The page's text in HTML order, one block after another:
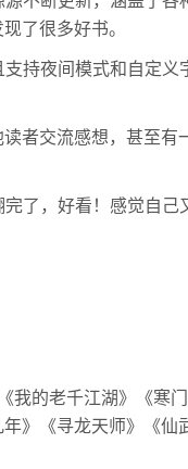
了很多好书。
持夜间模式和自定义
者交流感想，甚至有
了，好看！感觉自
我的老千江湖》《寒
》《寻龙天师》《仙